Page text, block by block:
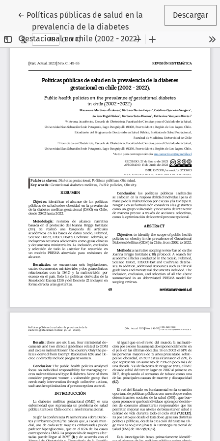
← Volver a los detalles del artículo
Políticas públicas de salud en la
prevalencia de la diabetes
gestacional en chile (2002 - 2022)
Descargar